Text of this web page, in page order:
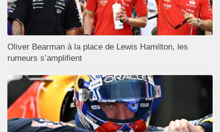
Oliver Bearman à la place de Lewis Hamilton, les
rumeurs s’amplifient